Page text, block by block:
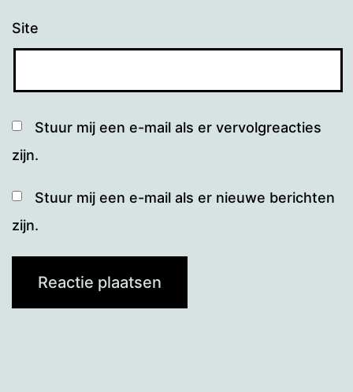
Site
Stuur mij een e-mail als er vervolgreacties
zijn.
Stuur mij een e-mail als er nieuwe berichten
zijn.